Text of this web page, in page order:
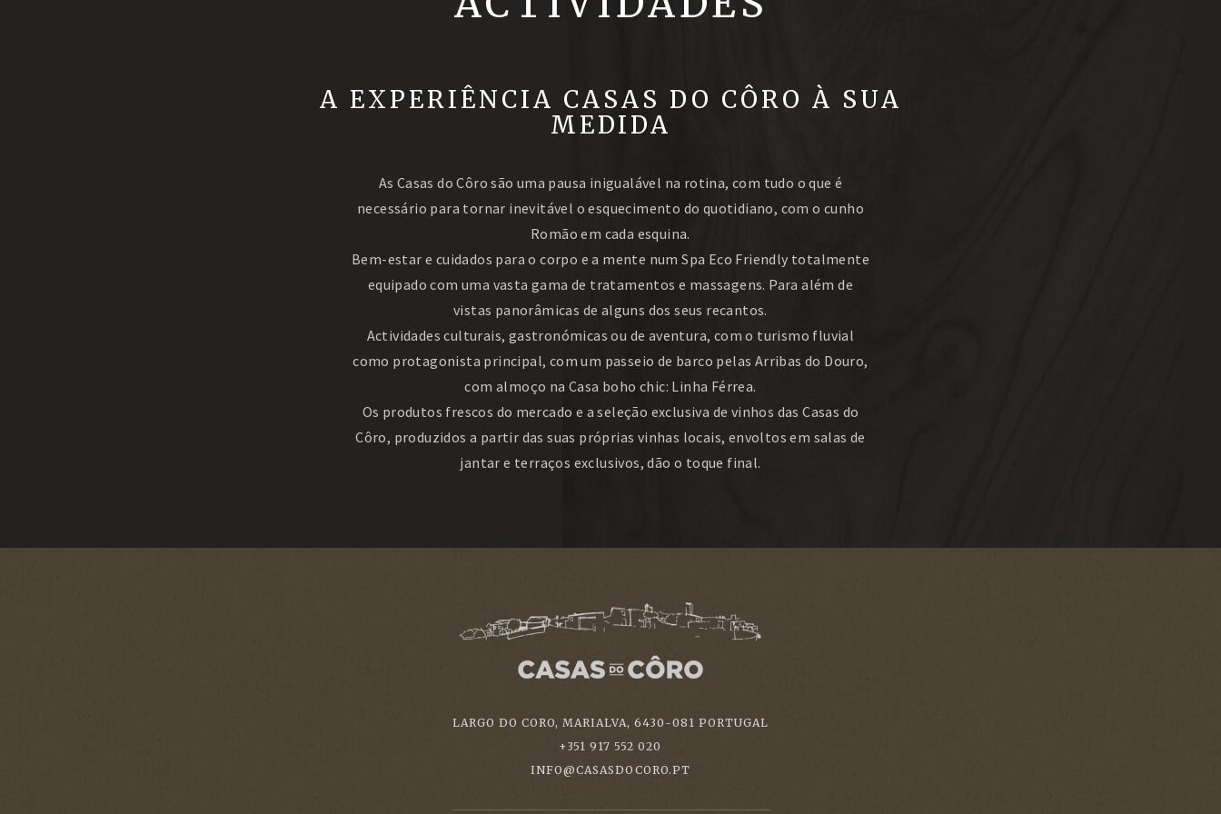
A EXPERIÊNCIA CASAS DO CÔRO À SUA
MEDIDA
As Casas do Côro são uma pausa inigualável na rotina, com tudo o que é
necessário para tornar inevitável o esquecimento do quotidiano, com o cunho
Romão em cada esquina.
Bem-estar e cuidados para o corpo e a mente num Spa Eco Friendly totalmente
equipado com uma vasta gama de tratamentos e massagens. Para além de
vistas panorâmicas de alguns dos seus recantos.
Actividades culturais, gastronómicas ou de aventura, com o turismo fluvial
como protagonista principal, com um passeio de barco pelas Arribas do Douro,
com almoço na Casa boho chic: Linha Férrea.
Os produtos frescos do mercado e a seleção exclusiva de vinhos das Casas do
Côro, produzidos a partir das suas próprias vinhas locais, envoltos em salas de
jantar e terraços exclusivos, dão o toque final.
LARGO DO CORO, MARIALVA, 6430-081 PORTUGAL
+351 917 552 020
INFO@CASASDOCORO.PT